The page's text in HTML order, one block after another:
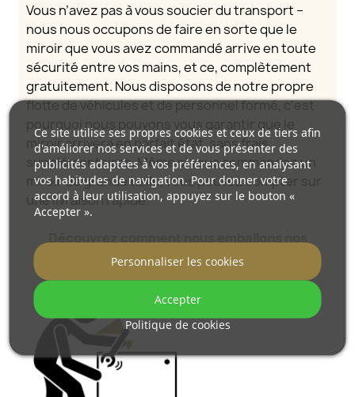
Vous n’avez pas à vous soucier du transport –
nous nous occupons de faire en sorte que le
miroir que vous avez commandé arrive en toute
sécurité entre vos mains, et ce, complètement
gratuitement. Nous disposons de notre propre
flotte de véhicules et de personnel formé, c’est
pourquoi nous pouvons vous garantir que le
miroir arrivera en parfait état, sans frais
supplémentaires. Même si vous commandez un
miroir de grande taille, vous pouvez compter sur
une livraison rapide.
Découvrez comment nous emballons nos
miroirs.
Ce site utilise ses propres cookies et ceux de tiers afin
d'améliorer nos services et de vous présenter des
publicités adaptées à vos préférences, en analysant
vos habitudes de navigation. Pour donner votre
accord à leur utilisation, appuyez sur le bouton «
Accepter ».
Politique de cookies
Personnaliser les cookies
Accepter